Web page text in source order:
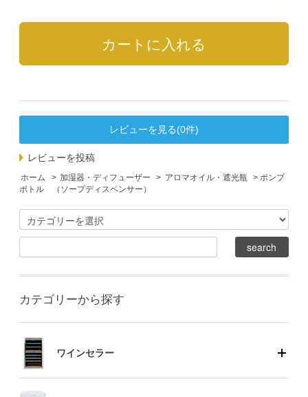
レビューを見る(0件)
レビューを投稿
ホーム > 加湿器・ディフューザー > アロマオイル・遮光瓶
> ポンプ
ボトル （ソープディスペンサー）
カテゴリーから探す
ワインセラー